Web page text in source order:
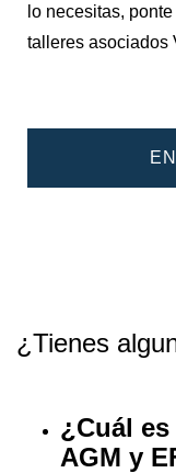
lo necesitas,
talleres asociados
¿Tienes
¿Cuál
AGM y